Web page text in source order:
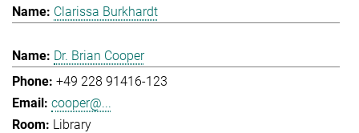
Clarissa Burkhardt
Dr. Brian Cooper
+49 228 91416-123
cooper@...
Library